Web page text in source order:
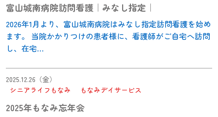
富山城南病院訪問看護｜みなし指定｜
2026年1月より、富山城南病院はみなし指定訪問看護を始め
ます。 当院かかりつけの患者様に、看護師がご自宅へ訪問
し、在宅…
2025.12.26（金）
シニアライフもなみ
もなみデイサービス
2025年もなみ忘年会